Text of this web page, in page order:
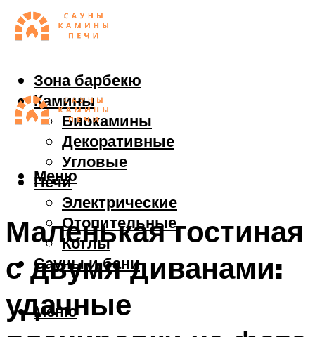
Зона барбекю
Камины
Биокамины
Декоративные
Угловые
Печи
Электрические
Отопительные
Котлы
Сауны и бани
Меню
Меню
Маленькая гостиная
с двумя диванами:
удачные